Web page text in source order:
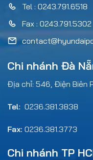
Tel : 0243.791.6518
Fax : 0243.791.5302
Chi nhánh Đà
Địa chỉ: 546, Điện Biên
Tel: 0236.381.3838
Fax: 0236.381.3773
Chi nhánh TP